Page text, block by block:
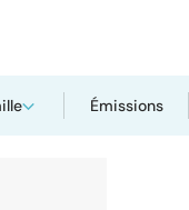
Émissions